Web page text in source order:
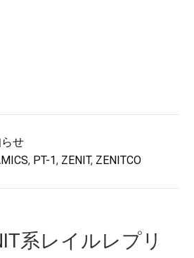
せ
, PT-1, ZENIT, ZENITCO
系レイルレプリ